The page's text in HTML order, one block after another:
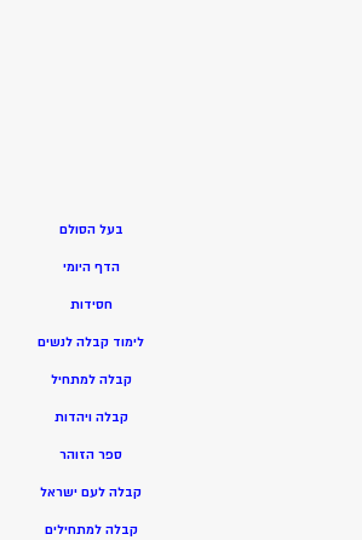
בעל הסולם
הדף היומי
חסידות
לימוד קבלה לנשים
קבלה למתחיל
קבלה ויהדות
ספר הזוהר
קבלה לעם ישראל
קבלה למתחילים